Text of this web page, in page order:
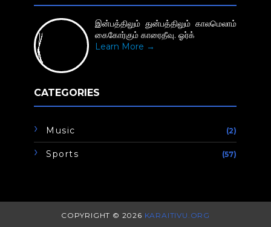
இன்பத்திலும் துன்பத்திலும் காலமெலாம்
கைகோர்கும் காரைதீவு. ஓர்க்
Learn More →
CATEGORIES
Music (2)
Sports (57)
COPYRIGHT © 2026 KARAITIVU.ORG